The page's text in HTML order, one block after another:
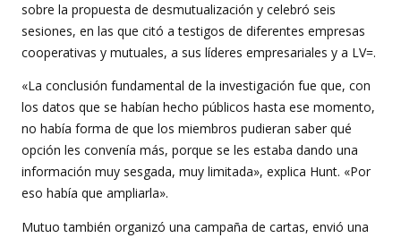
sobre la propuesta de desmutualización y celebró seis
sesiones, en las que citó a testigos de diferentes empresas
cooperativas y mutuales, a sus líderes empresariales y a LV=.
«La conclusión fundamental de la investigación fue que, con
los datos que se habían hecho públicos hasta ese momento,
no había forma de que los miembros pudieran saber qué
opción les convenía más, porque se les estaba dando una
información muy sesgada, muy limitada», explica Hunt. «Por
eso había que ampliarla».
Mutuo también organizó una campaña de cartas, envió una